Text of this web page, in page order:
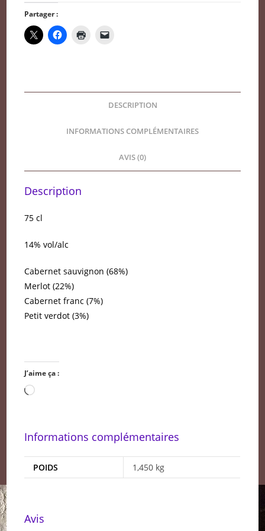
classé
Partager :
DESCRIPTION
INFORMATIONS COMPLÉMENTAIRES
AVIS (0)
Description
75 cl
14% vol/alc
Cabernet sauvignon (68%)
Merlot (22%)
Cabernet franc (7%)
Petit verdot (3%)
J’aime ça :
Chargement…
Informations complémentaires
POIDS 1,450 kg
Avis